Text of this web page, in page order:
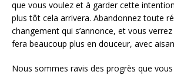
que vous voulez et à garder cette
plus tôt cela arrivera. Abandonnez toute
changement qui s’annonce, et vous
fera beaucoup plus en douceur, avec
Nous sommes ravis des progrès que